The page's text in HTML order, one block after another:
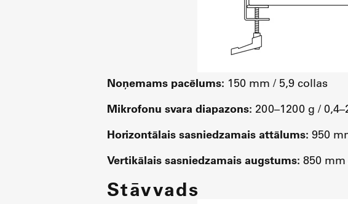
Noņemams pacēlums: 150 mm / 5,9 collas
Mikrofonu svara diapazons: 200–1200 g /
Horizontālais sasniedzamais attālums: 950
Vertikālais sasniedzamais augstums: 850
Stāvvads